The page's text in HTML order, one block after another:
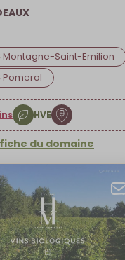
Montagne-Saint-Emilion
Pomerol
HVE
du domaine
mail